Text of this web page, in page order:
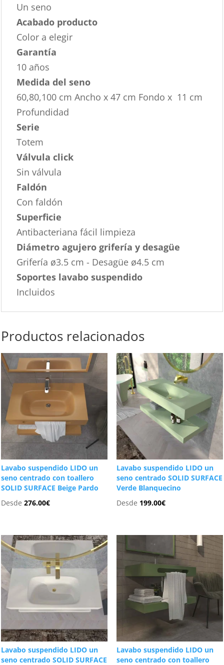
Un seno
Acabado producto
Color a elegir
Garantía
10 años
Medida del seno
60,80,100 cm Ancho x 47 cm Fondo x 11 cm
Profundidad
Serie
Totem
Válvula click
Sin válvula
Faldón
Con faldón
Superficie
Antibacteriana fácil limpieza
Diámetro agujero grifería y desagüe
Grifería ø3.5 cm - Desagüe ø4.5 cm
Soportes lavabo suspendido
Incluidos
Productos relacionados
Lavabo suspendido LIDO un
seno centrado con toallero
SOLID SURFACE Beige Pardo
Desde276.00€
Lavabo suspendido LIDO un
seno centrado SOLID SURFACE
Verde Blanquecino
Desde 199.00€
Lavabo suspendido LIDO un
seno centrado SOLID SURFACE
Lavabo suspendido LIDO un
seno centrado con toallero